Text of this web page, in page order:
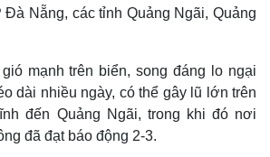
Đà Nẵng, các tỉnh Quảng Ngãi, Quảng
mạnh trên biển, song đáng lo ngại
dài nhiều ngày, có thể gây lũ lớn trên
đến Quảng Ngãi, trong khi đó nơi
đã đạt báo động 2-3.